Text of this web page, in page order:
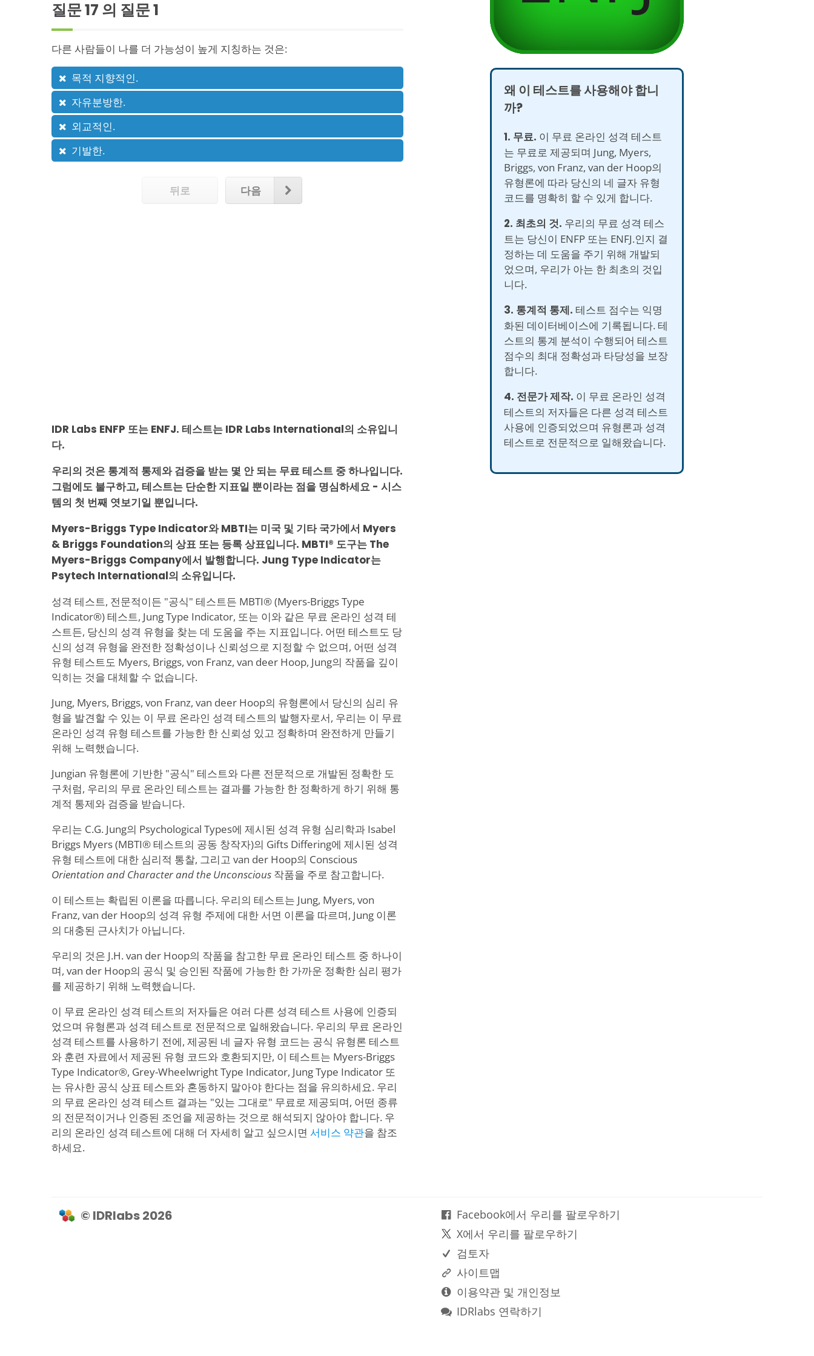
질문 17 의 질문1
다른 사람들이 나를 더 가능성이 높게 지칭하는 것은:
목적 지향적인.
자유분방한.
외교적인.
기발한.
뒤로 다음
IDR Labs ENFP 또는 ENFJ. 테스트는 IDR Labs International의 소유입니
다.
우리의 것은 통계적 통제와 검증을 받는 몇 안 되는 무료 테스트 중 하나입니다.
그럼에도 불구하고, 테스트는 단순한 지표일 뿐이라는 점을 명심하세요 - 시스
템의 첫 번째 엿보기일 뿐입니다.
Myers-Briggs Type Indicator와 MBTI는 미국 및 기타 국가에서 Myers
& Briggs Foundation의 상표 또는 등록 상표입니다. MBTI® 도구는 The
Myers-Briggs Company에서 발행합니다. Jung Type Indicator는
Psytech International의 소유입니다.
성격 테스트, 전문적이든 "공식" 테스트든 MBTI® (Myers-Briggs Type
Indicator®) 테스트, Jung Type Indicator, 또는 이와 같은 무료 온라인 성격 테
스트든, 당신의 성격 유형을 찾는 데 도움을 주는 지표입니다. 어떤 테스트도 당
신의 성격 유형을 완전한 정확성이나 신뢰성으로 지정할 수 없으며, 어떤 성격
유형 테스트도 Myers, Briggs, von Franz, van deer Hoop, Jung의 작품을 깊이
익히는 것을 대체할 수 없습니다.
Jung, Myers, Briggs, von Franz, van deer Hoop의 유형론에서 당신의 심리 유
형을 발견할 수 있는 이 무료 온라인 성격 테스트의 발행자로서, 우리는 이 무료
온라인 성격 유형 테스트를 가능한 한 신뢰성 있고 정확하며 완전하게 만들기
위해 노력했습니다.
Jungian 유형론에 기반한 "공식" 테스트와 다른 전문적으로 개발된 정확한 도
구처럼, 우리의 무료 온라인 테스트는 결과를 가능한 한 정확하게 하기 위해 통
계적 통제와 검증을 받습니다.
우리는 C.G. Jung의 Psychological Types에 제시된 성격 유형 심리학과 Isabel
Briggs Myers (MBTI® 테스트의 공동 창작자)의 Gifts Differing에 제시된 성격
유형 테스트에 대한 심리적 통찰, 그리고 van der Hoop의 Conscious
Orientation and Character and the Unconscious 작품을 주로 참고합니다.
이 테스트는 확립된 이론을 따릅니다. 우리의 테스트는 Jung, Myers, von
Franz, van der Hoop의 성격 유형 주제에 대한 서면 이론을 따르며, Jung 이론
의 대충된 근사치가 아닙니다.
우리의 것은 J.H. van der Hoop의 작품을 참고한 무료 온라인 테스트 중 하나이
며, van der Hoop의 공식 및 승인된 작품에 가능한 한 가까운 정확한 심리 평가
를 제공하기 위해 노력했습니다.
이 무료 온라인 성격 테스트의 저자들은 여러 다른 성격 테스트 사용에 인증되
었으며 유형론과 성격 테스트로 전문적으로 일해왔습니다. 우리의 무료 온라인
성격 테스트를 사용하기 전에, 제공된 네 글자 유형 코드는 공식 유형론 테스트
와 훈련 자료에서 제공된 유형 코드와 호환되지만, 이 테스트는 Myers-Briggs
Type Indicator®, Grey-Wheelwright Type Indicator, Jung Type Indicator 또
는 유사한 공식 상표 테스트와 혼동하지 말아야 한다는 점을 유의하세요. 우리
의 무료 온라인 성격 테스트 결과는 "있는 그대로" 무료로 제공되며, 어떤 종류
의 전문적이거나 인증된 조언을 제공하는 것으로 해석되지 않아야 합니다. 우
리의 온라인 성격 테스트에 대해 더 자세히 알고 싶으시면 서비스 약관을 참조
하세요.
왜 이 테스트를 사용해야 합니
까?
1. 무료. 이 무료 온라인 성격 테스트
는 무료로 제공되며 Jung, Myers,
Briggs, von Franz, van der Hoop의
유형론에 따라 당신의 네 글자 유형
코드를 명확히 할 수 있게 합니다.
2. 최초의 것. 우리의 무료 성격 테스
트는 당신이 ENFP 또는 ENFJ.인지 결
정하는 데 도움을 주기 위해 개발되
었으며, 우리가 아는 한 최초의 것입
니다.
3. 통계적 통제. 테스트 점수는 익명
화된 데이터베이스에 기록됩니다. 테
스트의 통계 분석이 수행되어 테스트
점수의 최대 정확성과 타당성을 보장
합니다.
4. 전문가 제작. 이 무료 온라인 성격
테스트의 저자들은 다른 성격 테스트
사용에 인증되었으며 유형론과 성격
테스트로 전문적으로 일해왔습니다.
© IDRlabs 2026
Facebook에서 우리를 팔로우하기
X에서 우리를 팔로우하기
검토자
사이트맵
이용약관 및 개인정보
IDRlabs 연락하기